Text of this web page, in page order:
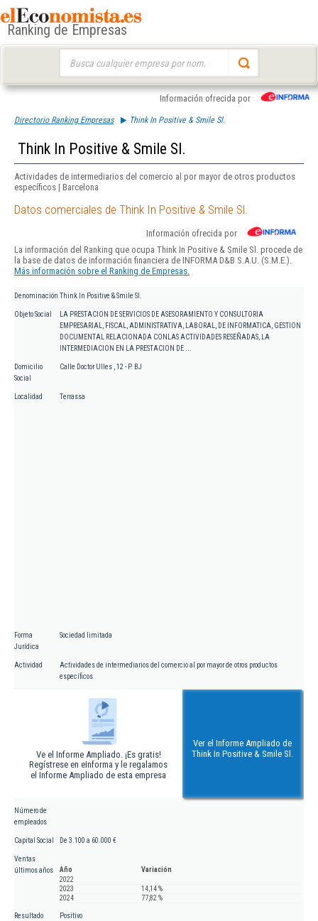
Ranking de Empresas
Información ofrecida por
Directorio Ranking Empresas Think In Positive & Smile Sl.
Think In Positive & Smile Sl.
Actividades de intermediarios del comercio al por mayor de otros productos
específicos | Barcelona
Datos comerciales de Think In Positive & Smile Sl.
Información ofrecida por
La información del Ranking que ocupa Think In Positive & Smile Sl. procede de
la base de datos de información financiera de INFORMA D&B S.A.U. (S.M.E.).
Más información sobre el Ranking de Empresas.
Denominación Think In Positive & Smile Sl.
Objeto Social
LA PRESTACION DE SERVICIOS DE ASESORAMIENTO Y CONSULTORIA
EMPRESARIAL, FISCAL, ADMINISTRATIVA, LABORAL, DE INFORMATICA, GESTION
DOCUMENTAL RELACIONADA CONLAS ACTIVIDADES RESEÑADAS, LA
INTERMEDIACION EN LA PRESTACION DE ...
Domicilio
Social
Calle Doctor Ulles , 12 - P. BJ
Localidad Terrassa
Forma
Jurídica
Sociedad limitada
Actividad
Actividades de intermediarios del comercio al por mayor de otros productos
específicos
Ve el Informe Ampliado. ¡Es gratis!
Regístrese en eInforma y le regalamos
el Informe Ampliado de esta empresa
Ver el Informe Ampliado de
Think In Positive & Smile Sl.
Número de
empleados
Capital Social De 3.100 a 60.000 €
Ventas
últimos años
Año
Variación
2022
2023
14,14 %
2024
77,82 %
Resultado
Positivo